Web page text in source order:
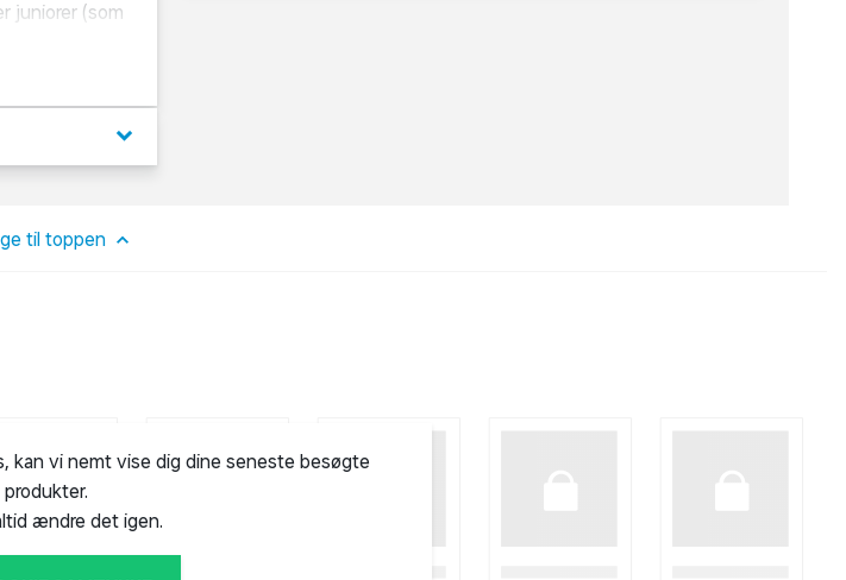
juniorer (som
keyboard_arrow_down
til toppen
kan vi nemt vise dig dine seneste besøgte
produkter.
ændre det igen.